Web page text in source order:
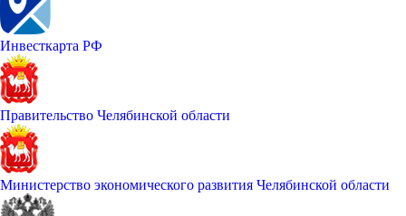
Инвесткарта РФ
Правительство Челябинской области
Министерство экономического развития Челябинской области